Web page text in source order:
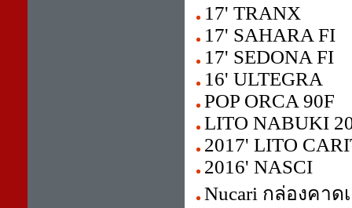
17' TRANX
17' SAHARA FI
17' SEDONA FI
16' ULTEGRA
POP ORCA 90F
LITO NABUKI
2017' LITO
2016' NASCI
Nucari กล่องคาด